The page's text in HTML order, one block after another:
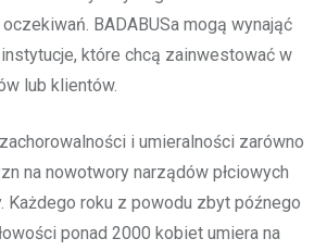
BADABUSa mogą wynająć
które chcą zainwestować w
lub klientów.
i umieralności zarówno
na nowotwory narządów płciowych
Każdego roku z powodu zbyt późnego
ponad 2000 kobiet umiera na